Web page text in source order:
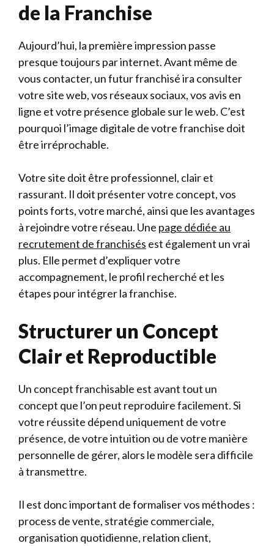
de la Franchise
Aujourd’hui, la première impression passe
presque toujours par internet. Avant même de
vous contacter, un futur franchisé ira consulter
votre site web, vos réseaux sociaux, vos avis en
ligne et votre présence globale sur le web. C’est
pourquoi l’image digitale de votre franchise doit
être irréprochable.
Votre site doit être professionnel, clair et
rassurant. Il doit présenter votre concept, vos
points forts, votre marché, ainsi que les avantages
à rejoindre votre réseau. Une page dédiée au
recrutement de franchisés est également un vrai
plus. Elle permet d’expliquer votre
accompagnement, le profil recherché et les
étapes pour intégrer la franchise.
Structurer un Concept
Clair et Reproductible
Un concept franchisable est avant tout un
concept que l’on peut reproduire facilement. Si
votre réussite dépend uniquement de votre
présence, de votre intuition ou de votre manière
personnelle de gérer, alors le modèle sera difficile
à transmettre.
Il est donc important de formaliser vos méthodes :
process de vente, stratégie commerciale,
organisation quotidienne, relation client,